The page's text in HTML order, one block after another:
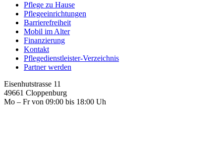
Pflege zu Hause
Pflegeeinrichtungen
Barrierefreiheit
Mobil im Alter
Finanzierung
Kontakt
Pflegedienstleister-Verzeichnis
Partner werden
Eisenhutstrasse 11
49661 Cloppenburg
Mo – Fr von 09:00 bis 18:00 Uh